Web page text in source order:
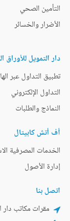
التأمين الصحي
الأضرار والخسائر
دار التمويل للأوراق
تطبيق التداول عبر
التداول الإلكتروني
النماذج والطلبات
أف أتش كابيتال
الخدمات المصرفية
إدارة الأصول
اتصل بنا
مقرات مكاتب دار